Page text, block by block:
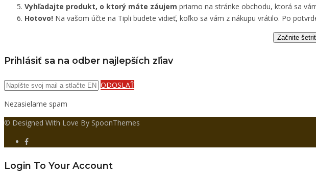
Vyhľadajte produkt, o ktorý máte záujem priamo na stránke obchodu, ktorá sa
Hotovo! Na vašom účte na Tipli budete vidieť, koľko sa vám z nákupu vrátilo. Po
Začnite
Prihlásiť sa na odber najlepších zľiav
ODOSLAŤ
Nezasielame spam
© Designed With Love By SpoonThemes
Login To Your Account